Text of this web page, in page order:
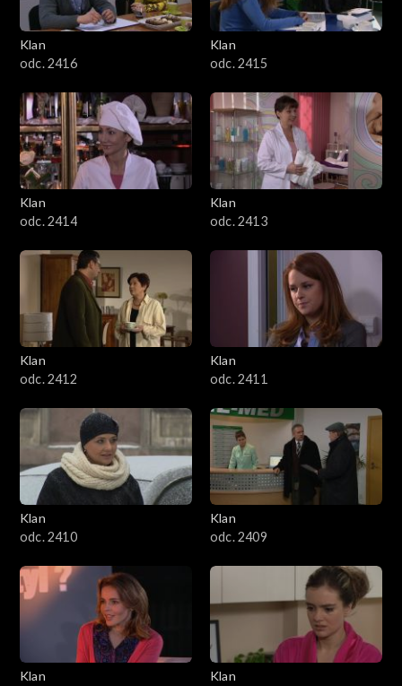
Klan
odc. 2416
Klan
odc. 2415
Klan
odc. 2414
Klan
odc. 2413
Klan
odc. 2412
Klan
odc. 2411
Klan
odc. 2410
Klan
odc. 2409
Klan
Klan